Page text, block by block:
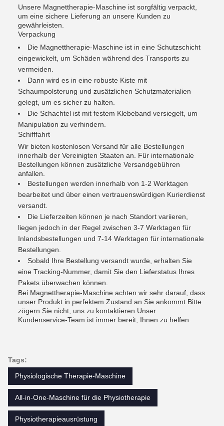
Unsere Magnettherapie-Maschine ist sorgfältig verpackt,
um eine sichere Lieferung an unsere Kunden zu
gewährleisten.
Verpackung
Die Magnettherapie-Maschine ist in eine Schutzschicht
eingewickelt, um Schäden während des Transports zu
vermeiden.
Dann wird es in eine robuste Kiste mit
Schaumpolsterung und zusätzlichen Schutzmaterialien
gelegt, um es sicher zu halten.
Die Schachtel ist mit festem Klebeband versiegelt, um
Manipulation zu verhindern.
Schifffahrt
Wir bieten kostenlosen Versand für alle Bestellungen
innerhalb der Vereinigten Staaten an. Für internationale
Bestellungen können zusätzliche Versandgebühren
anfallen.
Bestellungen werden innerhalb von 1-2 Werktagen
bearbeitet und über einen vertrauenswürdigen Kurierdienst
versandt.
Die Lieferzeiten können je nach Standort variieren,
liegen jedoch in der Regel zwischen 3-7 Werktagen für
Inlandsbestellungen und 7-14 Werktagen für internationale
Bestellungen.
Sobald Ihre Bestellung versandt wurde, erhalten Sie
eine Tracking-Nummer, damit Sie den Lieferstatus Ihres
Pakets überwachen können.
Bei Magnettherapie-Maschine achten wir sehr darauf, dass
unser Produkt in perfektem Zustand an Sie ankommt.Bitte
zögern Sie nicht, uns zu kontaktieren.Unser
Kundenservice-Team ist immer bereit, Ihnen zu helfen.
Tags:
Physiologische Therapie-Maschine
All-in-One-Maschine für die Physiotherapie
Physiotherapieausrüstung